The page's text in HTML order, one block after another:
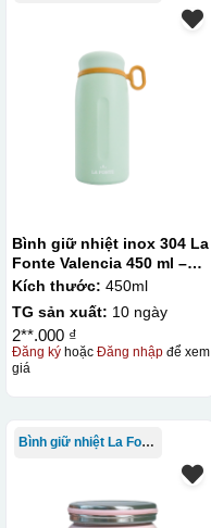
Bình giữ nhiệt inox 304 La
Fonte Valencia 450 ml –
012355
Kích thước: 450ml
TG sản xuất: 10 ngày
2**.000 ₫
Đăng ký hoặcĐăng nhập để xem
giá
Bình giữ nhiệt La Fonte